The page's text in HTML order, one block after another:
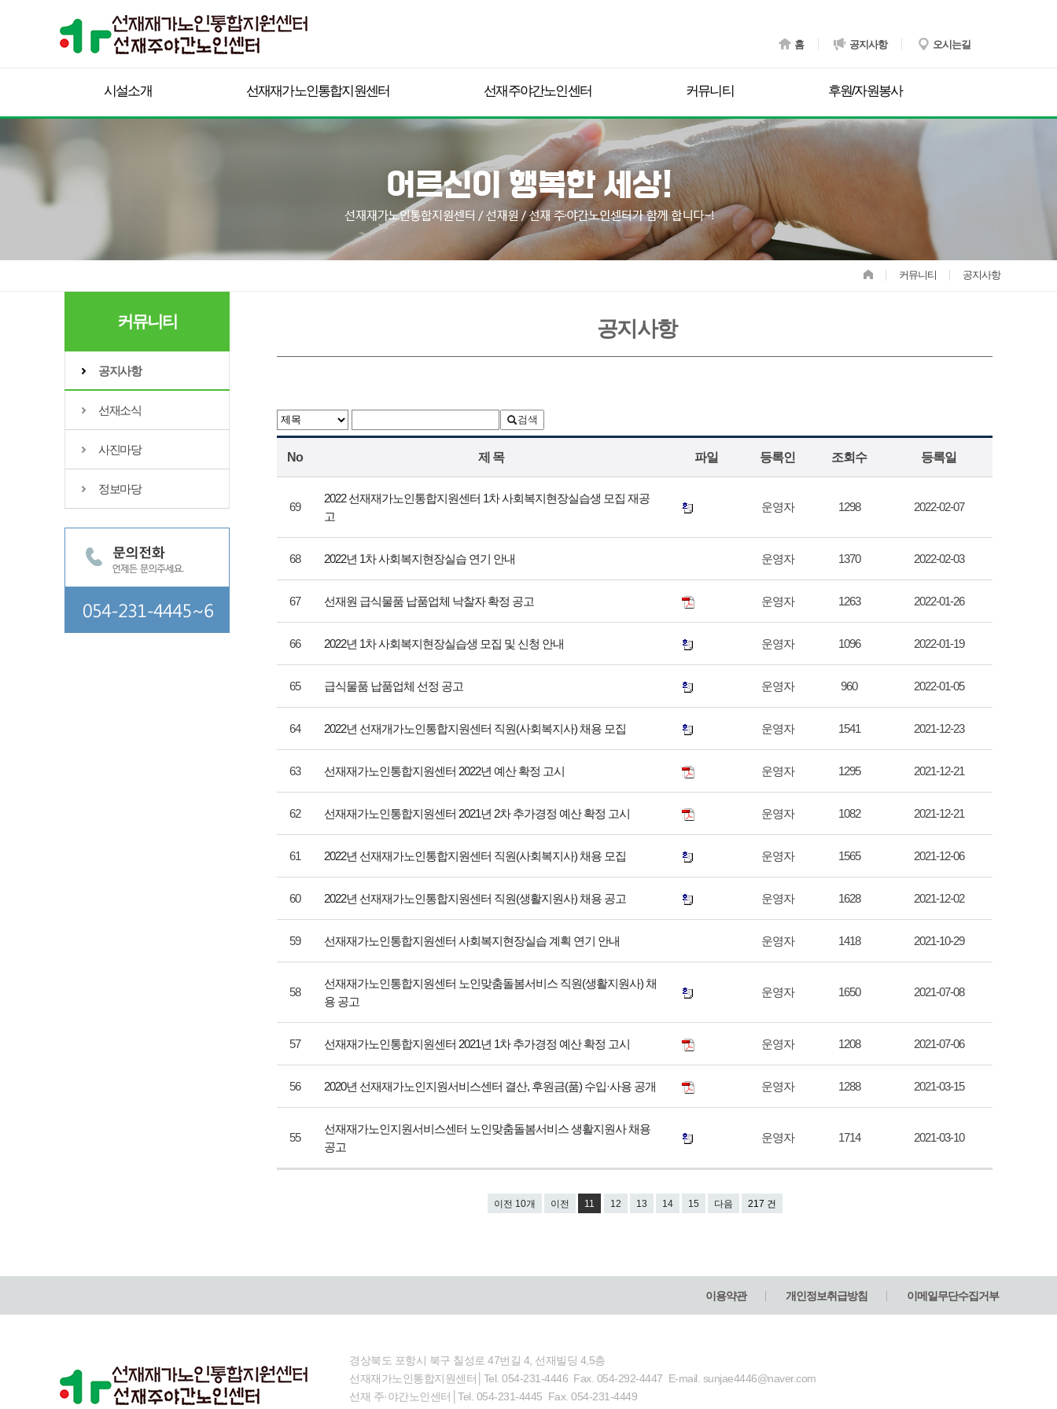
홈 공지사항 오시는길
시설소개 선재재가노인통합지원센터 선재주야간노인센터 커뮤니티 후원/자원봉사
커뮤니티 공지사항
커뮤니티
공지사항
선재소식
사진마당
정보마당
공지사항
검색
No 제 목 파일 등록인 조회수 등록일
69
2022 선재재가노인통합지원센터 1차 사회복지현장실습생 모집 재공
고
운영자 1298 2022-02-07
68 2022년 1차 사회복지현장실습 연기 안내 운영자 1370 2022-02-03
67 선재원 급식물품 납품업체 낙찰자 확정 공고 운영자 1263 2022-01-26
66 2022년 1차 사회복지현장실습생 모집 및 신청 안내 운영자 1096 2022-01-19
65 급식물품 납품업체 선정 공고 운영자 960 2022-01-05
64 2022년 선재개가노인통합지원센터 직원(사회복지사) 채용 모집 운영자 1541 2021-12-23
63 선재재가노인통합지원센터 2022년 예산 확정 고시 운영자 1295 2021-12-21
62 선재재가노인통합지원센터 2021년 2차 추가경정 예산 확정 고시 운영자 1082 2021-12-21
61 2022년 선재재가노인통합지원센터 직원(사회복지사) 채용 모집 운영자 1565 2021-12-06
60 2022년 선재재가노인통합지원센터 직원(생활지원사) 채용 공고 운영자 1628 2021-12-02
59 선재재가노인통합지원센터 사회복지현장실습 계획 연기 안내 운영자 1418 2021-10-29
58
선재재가노인통합지원센터 노인맞춤돌봄서비스 직원(생활지원사) 채
용 공고
운영자 1650 2021-07-08
57 선재재가노인통합지원센터 2021년 1차 추가경정 예산 확정 고시 운영자 1208 2021-07-06
56 2020년 선재재가노인지원서비스센터 결산, 후원금(품) 수입·사용 공개 운영자 1288 2021-03-15
55
선재재가노인지원서비스센터 노인맞춤돌봄서비스 생활지원사 채용
공고
운영자 1714 2021-03-10
이전 10개 이전 11 12 13 14 15 다음 217 건
이용약관 개인정보취급방침 이메일무단수집거부
경상북도 포항시 북구 칠성로 47번길 4, 선재빌딩 4,5층
선재재가노인통합지원센터│Tel. 054-231-4446 Fax. 054-292-4447 E-mail. sunjae4446@naver.com
선재 주·야간노인센터│Tel. 054-231-4445 Fax. 054-231-4449